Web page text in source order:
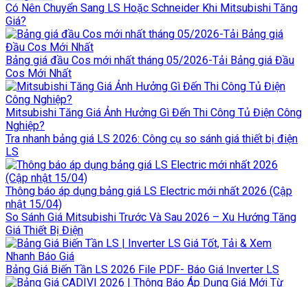
Có Nên Chuyển Sang LS Hoặc Schneider Khi Mitsubishi Tăng
Giá?
Bảng giá đầu Cos mới nhất tháng 05/2026-Tải Bảng giá Đầu
Cos Mới Nhất
Mitsubishi Tăng Giá Ảnh Hưởng Gì Đến Thi Công Tủ Điện Công
Nghiệp?
Tra nhanh bảng giá LS 2026: Công cụ so sánh giá thiết bị điện
LS
Thông báo áp dụng bảng giá LS Electric mới nhất 2026 (Cập
nhật 15/04)
So Sánh Giá Mitsubishi Trước Và Sau 2026 – Xu Hướng Tăng
Giá Thiết Bị Điện
Bảng Giá Biến Tần LS 2026 File PDF- Báo Giá Inverter LS